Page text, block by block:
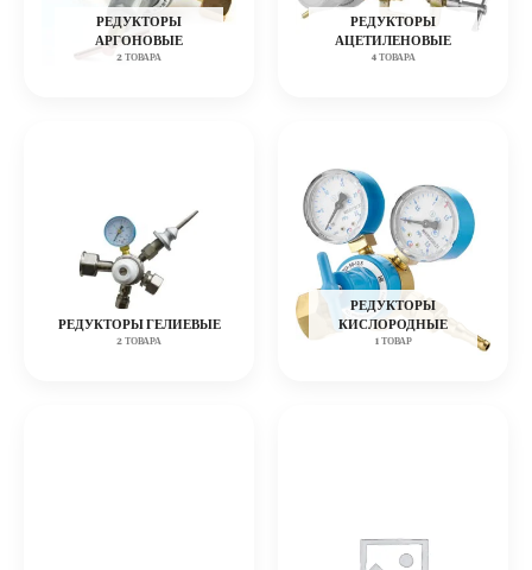
РЕДУКТОРЫ
АРГОНОВЫЕ
2 ТОВАРА
РЕДУКТОРЫ
АЦЕТИЛЕНОВЫЕ
4 ТОВАРА
РЕДУКТОРЫ ГЕЛИЕВЫЕ
2 ТОВАРА
РЕДУКТОРЫ
КИСЛОРОДНЫЕ
1 ТОВАР